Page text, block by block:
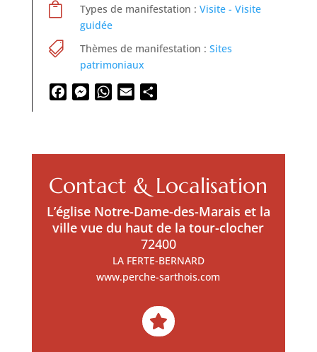
 Types de manifestation : Visite - Visite
guidée
 Thèmes de manifestation : Sites
patrimoniaux
FacebookMessenger
WhatsApp
Email
Contact & Localisation
L’église Notre-Dame-des-Marais et la
ville vue du haut de la tour-clocher
72400
LA FERTE-BERNARD
www.perche-sarthois.com
